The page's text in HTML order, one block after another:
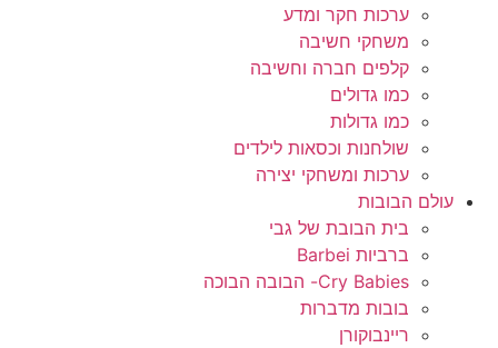
ערכות חקר ומדע
משחקי חשיבה
קלפים חברה וחשיבה
כמו גדולים
כמו גדולות
שולחנות וכסאות לילדים
ערכות ומשחקי יצירה
עולם הבובות
בית הבובת של גבי
ברביות Barbei
Cry Babies- הבובה הבוכה
בובות מדברות
ריינבוקורן